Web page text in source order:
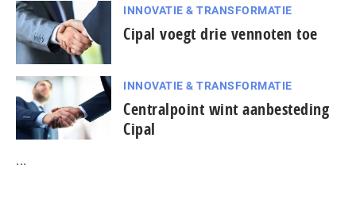
INNOVATIE & TRANSFORMATIE
Cipal voegt drie vennoten toe
INNOVATIE & TRANSFORMATIE
Centralpoint wint aanbesteding
Cipal
...